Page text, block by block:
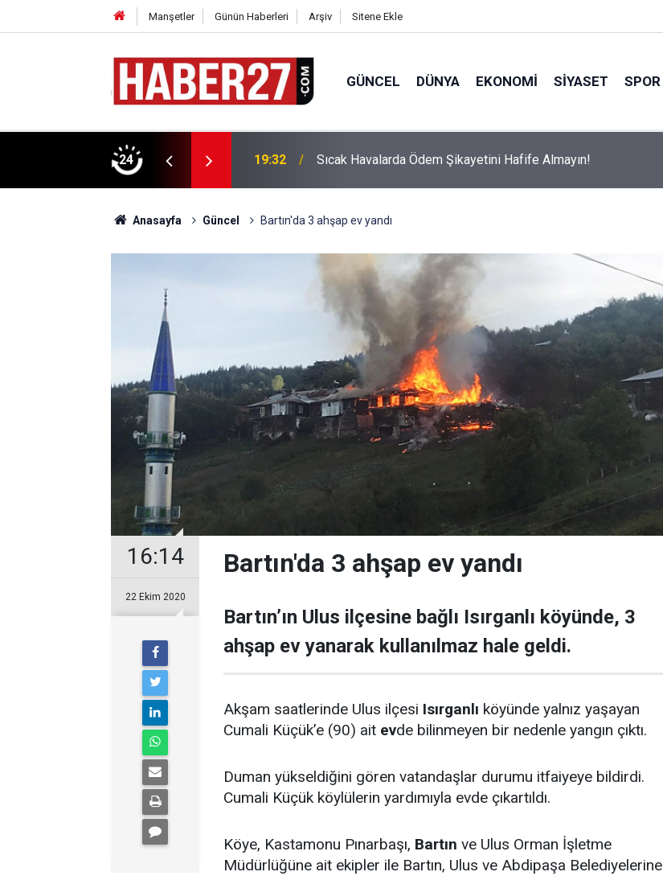
Manşetler Günün Haberleri Arşiv Sitene Ekle
GÜNCEL DÜNYA EKONOMI SIYASET SPOR
24 19:32 Sıcak Havalarda Ödem Şikayetini Hafife Almayın!
Anasayfa Güncel Bartın'da 3 ahşap ev yandı
16:14
22 Ekim 2020
Bartın'da 3 ahşap ev yandı
Bartın’ın Ulus ilçesine bağlı Isırganlı köyünde, 3
ahşap ev yanarak kullanılmaz hale geldi.
Akşam saatlerinde Ulus ilçesi Isırganlı köyünde yalnız yaşayan
Cumali Küçük’e (90) ait evde bilinmeyen bir nedenle yangın çıktı.
Duman yükseldiğini gören vatandaşlar durumu itfaiyeye bildirdi.
Cumali Küçük köylülerin yardımıyla evde çıkartıldı.
Köye, Kastamonu Pınarbaşı, Bartın ve Ulus Orman İşletme
Müdürlüğüne ait ekipler ile Bartın, Ulus ve Abdipaşa Belediyelerine